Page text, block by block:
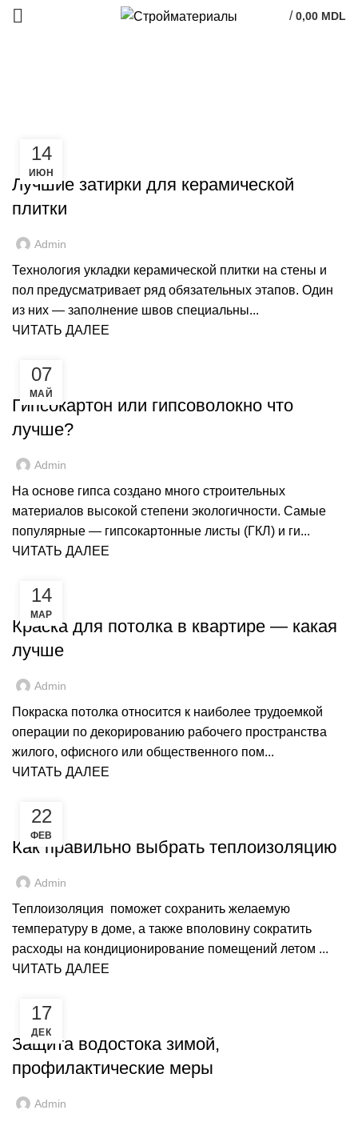
/ 0,00 MDL
14
ИЮН
РЕМОНТ
Лучшие затирки для керамической
плитки
Admin
Технология укладки керамической плитки на стены и
пол предусматривает ряд обязательных этапов. Один
из них — заполнение швов специальны...
ЧИТАТЬ ДАЛЕЕ
07
МАЙ
ГИПСОКАРТОН
Гипсокартон или гипсоволокно что
лучше?
Admin
На основе гипса создано много строительных
материалов высокой степени экологичности. Самые
популярные — гипсокартонные листы (ГКЛ) и ги...
ЧИТАТЬ ДАЛЕЕ
14
МАР
КРАСКИ
Краска для потолка в квартире — какая
лучше
Admin
Покраска потолка относится к наиболее трудоемкой
операции по декорированию рабочего пространства
жилого, офисного или общественного пом...
ЧИТАТЬ ДАЛЕЕ
22
ФЕВ
ГИДРОИЗОЛЯЦИЯ
Как правильно выбрать теплоизоляцию
Admin
Теплоизоляция поможет сохранить желаемую
температуру в доме, а также вполовину сократить
расходы на кондиционирование помещений летом ...
ЧИТАТЬ ДАЛЕЕ
17
ДЕК
ВОДОСТОЧНАЯ СИСТЕМА
Защита водостока зимой,
профилактические меры
Admin